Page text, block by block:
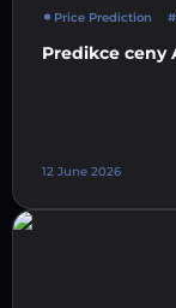
Price Prediction
Predikce ceny
12 June 2026